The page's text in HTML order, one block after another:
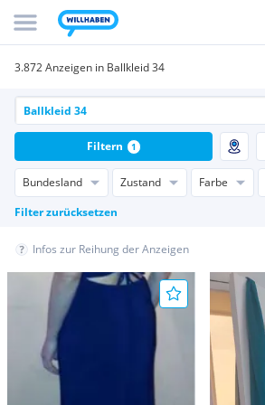
3.872 Anzeigen in Ballkleid 34
Bundesland Zustand Farbe
Filter zurücksetzen
Filtern 1
Infos zur Reihung der Anzeigen